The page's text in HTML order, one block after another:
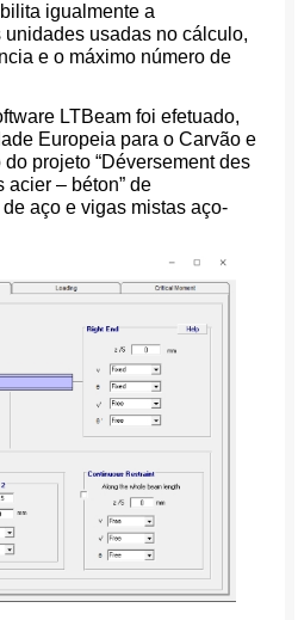
igualmente a
usadas no cálculo,
e o máximo número de
LTBeam foi efetuado,
Europeia para o Carvão e
projeto “Déversement des
acier – béton” de
aço e vigas mistas aço-